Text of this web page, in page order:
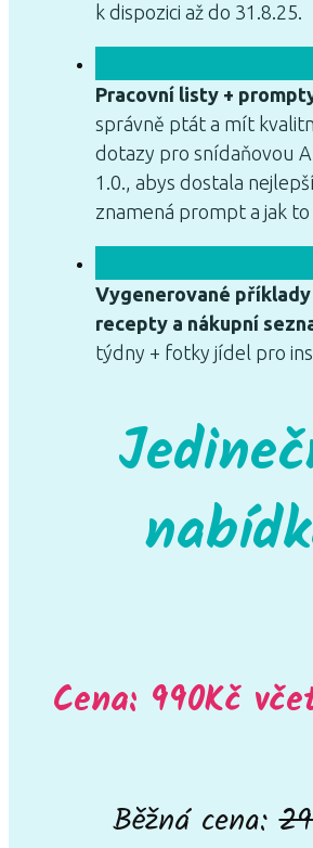
k dispozici až do 31.8.25.
Pracovní listy +
správně ptát a mít
dotazy pro snídaňovou
1.0., abys dostala
znamená prompt a jak
Vygenerované příklady
recepty a nákupní
týdny + fotky jídel pro
Cena: 990Kč
Běžná cena: